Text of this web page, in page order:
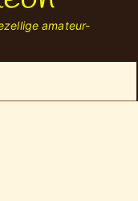
amateur-